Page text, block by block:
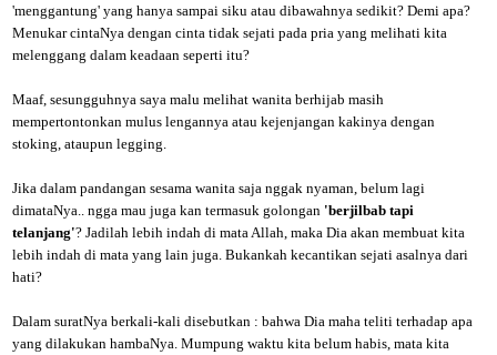
'menggantung' yang hanya sampai siku atau dibawahnya sedikit? Demi apa?
Menukar cintaNya dengan cinta tidak sejati pada pria yang melihati kita
melenggang dalam keadaan seperti itu?
Maaf, sesungguhnya saya malu melihat wanita berhijab masih
mempertontonkan mulus lengannya atau kejenjangan kakinya dengan
stoking, ataupun legging.
Jika dalam pandangan sesama wanita saja nggak nyaman, belum lagi
dimataNya.. ngga mau juga kan termasuk golongan 'berjilbab tapi
telanjang'? Jadilah lebih indah di mata Allah, maka Dia akan membuat kita
lebih indah di mata yang lain juga. Bukankah kecantikan sejati asalnya dari
hati?
Dalam suratNya berkali-kali disebutkan : bahwa Dia maha teliti terhadap apa
yang dilakukan hambaNya. Mumpung waktu kita belum habis, mata kita